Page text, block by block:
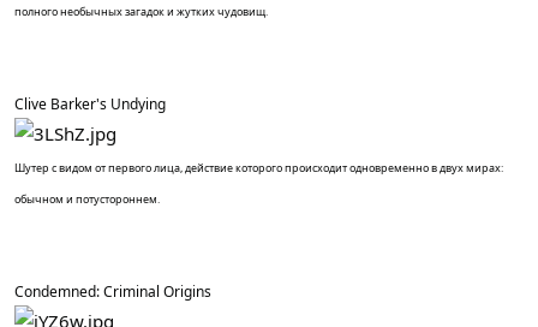
полного необычных загадок и жутких чудовищ.
Clive Barker's Undying
Шутер с видом от первого лица, действие которого происходит одновременно в двух мирах:
обычном и потустороннем.
Condemned: Criminal Origins